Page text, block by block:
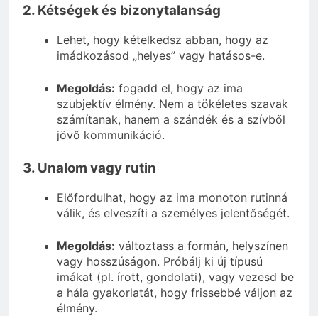
2. Kétségek és bizonytalanság
Lehet, hogy kételkedsz abban, hogy az
imádkozásod „helyes” vagy hatásos-e.
Megoldás: fogadd el, hogy az ima
szubjektív élmény. Nem a tökéletes szavak
számítanak, hanem a szándék és a szívből
jövő kommunikáció.
3. Unalom vagy rutin
Előfordulhat, hogy az ima monoton rutinná
válik, és elveszíti a személyes jelentőségét.
Megoldás: változtass a formán, helyszínen
vagy hosszúságon. Próbálj ki új típusú
imákat (pl. írott, gondolati), vagy vezesd be
a hála gyakorlatát, hogy frissebbé váljon az
élmény.